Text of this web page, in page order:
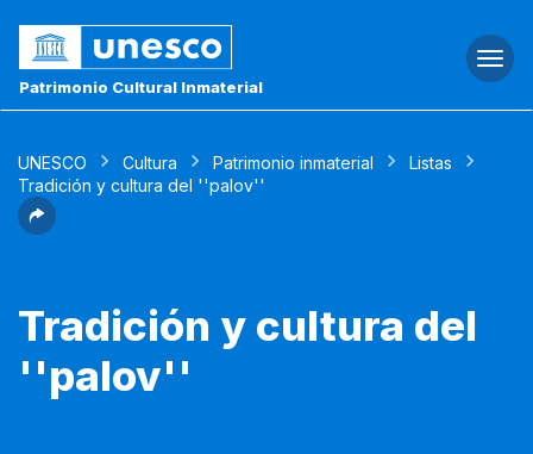
Patrimonio Cultural Inmaterial
UNESCO Cultura Patrimonio inmaterial
Listas
Tradición y cultura del ''palov''
Tradición y cultura del
''palov''